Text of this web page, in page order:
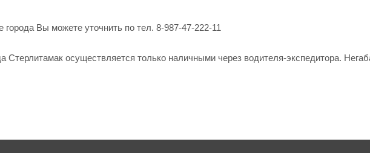
города Вы можете уточнить по тел. 8-987-47-222-11
Стерлитамак осуществляется только наличными через водителя-экспедитора.